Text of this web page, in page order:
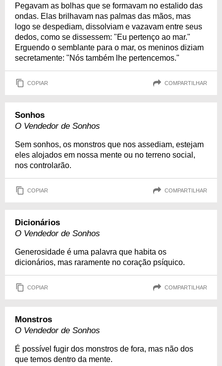
Pegavam as bolhas que se formavam no estalido das
ondas. Elas brilhavam nas palmas das mãos, mas
logo se despediam, dissolviam e vazavam entre seus
dedos, como se dissessem: "Eu pertenço ao mar."
Erguendo o semblante para o mar, os meninos diziam
secretamente: "Nós também lhe pertencemos."
COPIAR COMPARTILHAR
Sonhos
O Vendedor de Sonhos
Sem sonhos, os monstros que nos assediam, estejam
eles alojados em nossa mente ou no terreno social,
nos controlarão.
COPIAR COMPARTILHAR
Dicionários
O Vendedor de Sonhos
Generosidade é uma palavra que habita os
dicionários, mas raramente no coração psíquico.
COPIAR COMPARTILHAR
Monstros
O Vendedor de Sonhos
É possível fugir dos monstros de fora, mas não dos
que temos dentro da mente.